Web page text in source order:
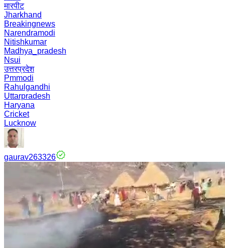
मारपीट
Jharkhand
Breakingnews
Narendramodi
Nitishkumar
Madhya_pradesh
Nsui
उत्तरप्रदेश
Pmmodi
Rahulgandhi
Uttarpradesh
Haryana
Cricket
Lucknow
gaurav263326